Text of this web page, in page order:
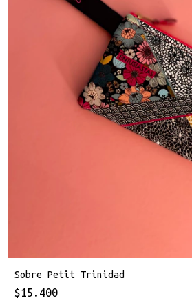
Sobre Petit Trinidad
$15.400